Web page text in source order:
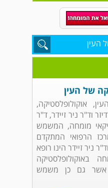
העין
של העין
אוקולופלסטיקה,
וד"ר ניר זיידר, ד"ר
מומחה, המשמש
הרפואי המתקדם
ניר זיידר הינו רופא
באוקולופלסטיקה
אשר גם כן משמש